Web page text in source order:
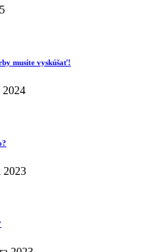
musíte vyskúšať!
2024
2023